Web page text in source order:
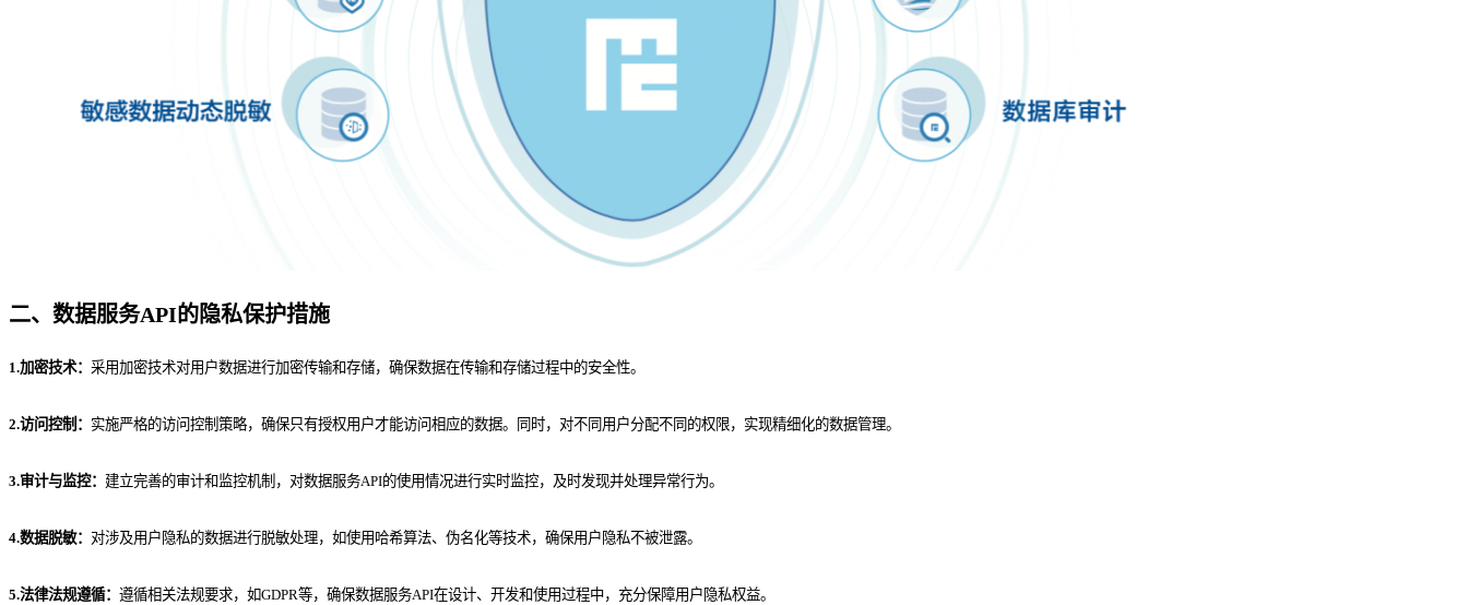
二、数据服务API的隐私保护措施
1.加密技术： 采用加密技术对用户数据进行加密传输和存储，确保数据在传输和存储过程中的安全性。
2.访问控制： 实施严格的访问控制策略，确保只有授权用户才能访问相应的数据。同时，对不同用户分配不同的权限，实现精细化的数据管理。
3.审计与监控： 建立完善的审计和监控机制，对数据服务API的使用情况进行实时监控，及时发现并处理异常行为。
4.数据脱敏： 对涉及用户隐私的数据进行脱敏处理，如使用哈希算法、伪名化等技术，确保用户隐私不被泄露。
5.法律法规遵循： 遵循相关法规要求，如GDPR等，确保数据服务API在设计、开发和使用过程中，充分保障用户隐私权益。